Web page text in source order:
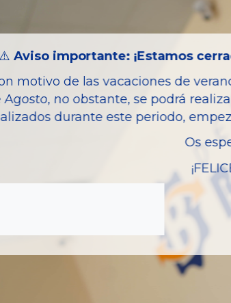
Piezas
⚠️ Aviso importante: ¡Estamos
motivo de las vacaciones de
Agosto, no obstante, se podrá
durante este periodo,
Os